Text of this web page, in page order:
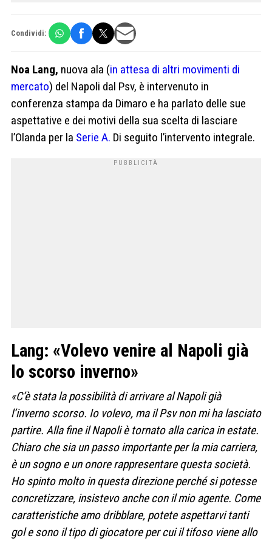
Condividi:
Noa Lang, nuova ala (in attesa di altri movimenti di
mercato) del Napoli dal Psv, è intervenuto in
conferenza stampa da Dimaro e ha parlato delle sue
aspettative e dei motivi della sua scelta di lasciare
l’Olanda per la Serie A. Di seguito l’intervento integrale.
Lang: «Volevo venire al Napoli già
lo scorso inverno»
«C’è stata la possibilità di arrivare al Napoli già
l’inverno scorso. Io volevo, ma il Psv non mi ha lasciato
partire. Alla fine il Napoli è tornato alla carica in estate.
Chiaro che sia un passo importante per la mia carriera,
è un sogno e un onore rappresentare questa società.
Ho spinto molto in questa direzione perché si potesse
concretizzare, insistevo anche con il mio agente. Come
caratteristiche amo dribblare, potete aspettarvi tanti
gol e sono il tipo di giocatore per cui il tifoso viene allo